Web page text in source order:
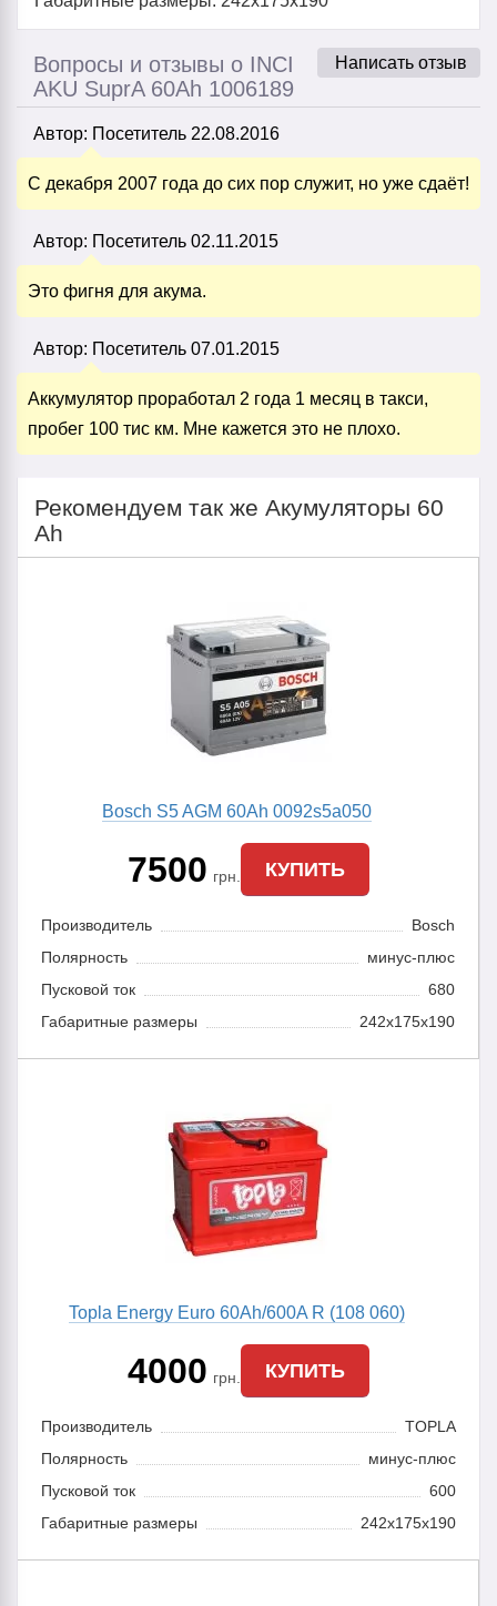
Написать отзыв
Вопросы и отзывы о INCI
AKU SuprA 60Ah 1006189
Автор: Посетитель 22.08.2016
С декабря 2007 года до сих пор служит, но уже сдаёт!
Автор: Посетитель 02.11.2015
Это фигня для акума.
Автор: Посетитель 07.01.2015
Аккумулятор проработал 2 года 1 месяц в такси,
пробег 100 тис км. Мне кажется это не плохо.
Рекомендуем так же Акумуляторы 60
Ah
Bosch S5 AGM 60Ah 0092s5a050
7500 грн. КУПИТЬ
Производитель
Bosch
Полярность
минус-плюс
Пусковой ток
680
Габаритные размеры
242x175x190
Topla Energy Euro 60Ah/600A R (108 060)
4000 грн. КУПИТЬ
Производитель
TOPLA
Полярность
минус-плюс
Пусковой ток
600
Габаритные размеры
242x175x190